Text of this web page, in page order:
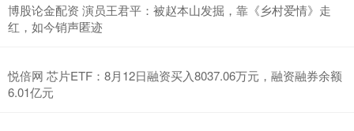
博股论金配资 演员王君平：被赵本山发掘，靠《乡村爱情》走
红，如今销声匿迹
悦倍网 芯片ETF：8月12日融资买入8037.06万元，融资融券余额
6.01亿元